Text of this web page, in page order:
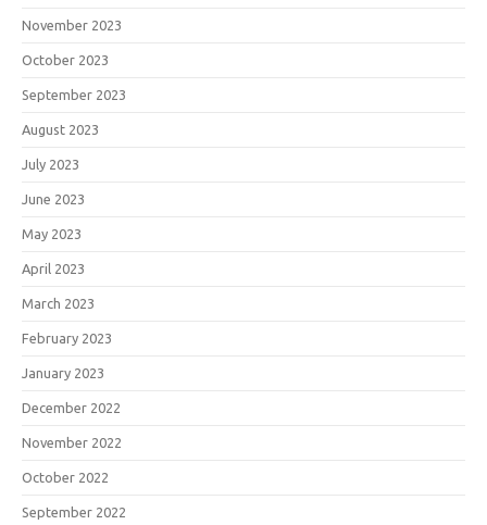
November 2023
October 2023
September 2023
August 2023
July 2023
June 2023
May 2023
April 2023
March 2023
February 2023
January 2023
December 2022
November 2022
October 2022
September 2022